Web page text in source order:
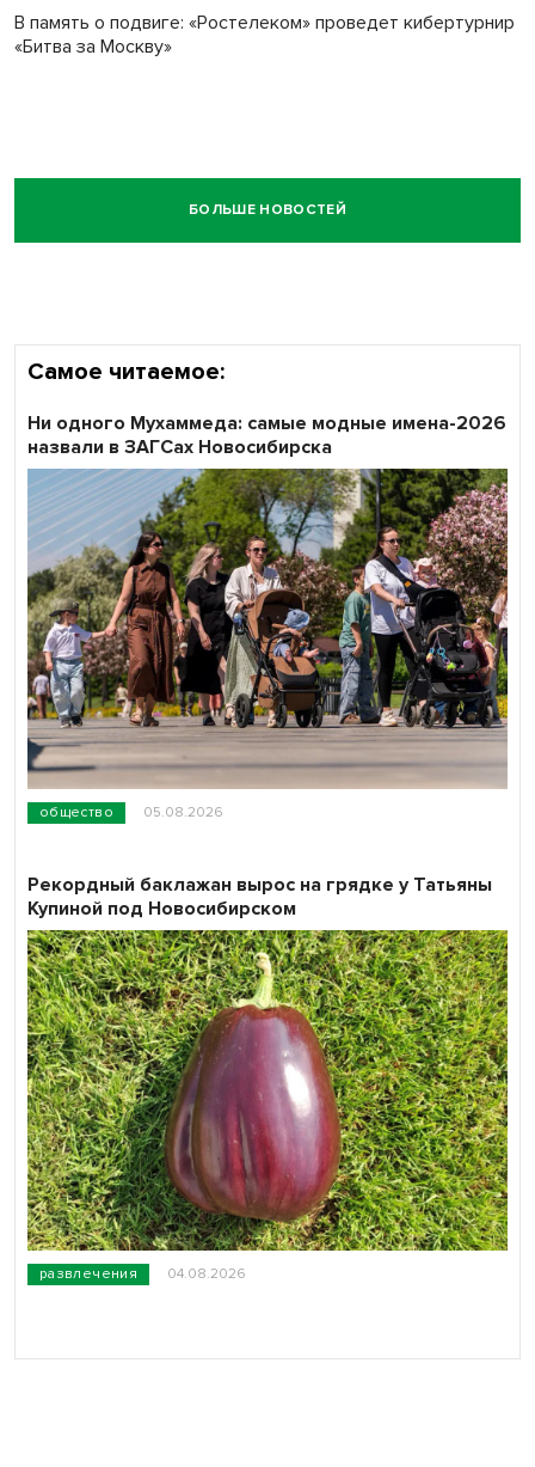
В память о подвиге: «Ростелеком» проведет кибертурнир
«Битва за Москву»
БОЛЬШЕ НОВОСТЕЙ
Самое читаемое:
общество 05.08.2026
Ни одного Мухаммеда: самые модные имена-2026
назвали в ЗАГСах Новосибирска
развлечения 04.08.2026
Рекордный баклажан вырос на грядке у Татьяны
Купиной под Новосибирском